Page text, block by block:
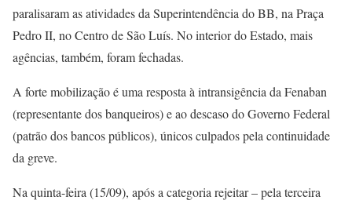
paralisaram as atividades da Superintendência do BB, na Praça
Pedro II, no Centro de São Luís. No interior do Estado, mais
agências, também, foram fechadas.
A forte mobilização é uma resposta à intransigência da Fenaban
(representante dos banqueiros) e ao descaso do Governo Federal
(patrão dos bancos públicos), únicos culpados pela continuidade
da greve.
Na quinta-feira (15/09), após a categoria rejeitar – pela terceira